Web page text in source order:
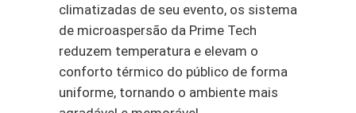
climatizadas de seu evento, os sistemas
de microaspersão da Prime Tech
reduzem temperatura e elevam o
conforto térmico do público de forma
uniforme, tornando o ambiente mais